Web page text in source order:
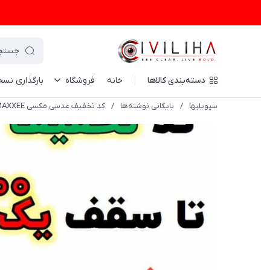
دسته‌بندی کالاها خانه فروشگاه بارگذاری
سیویلیها / بایگانی نوشته‌ها / کد تخفیف عدسی مکسی MAXXEE